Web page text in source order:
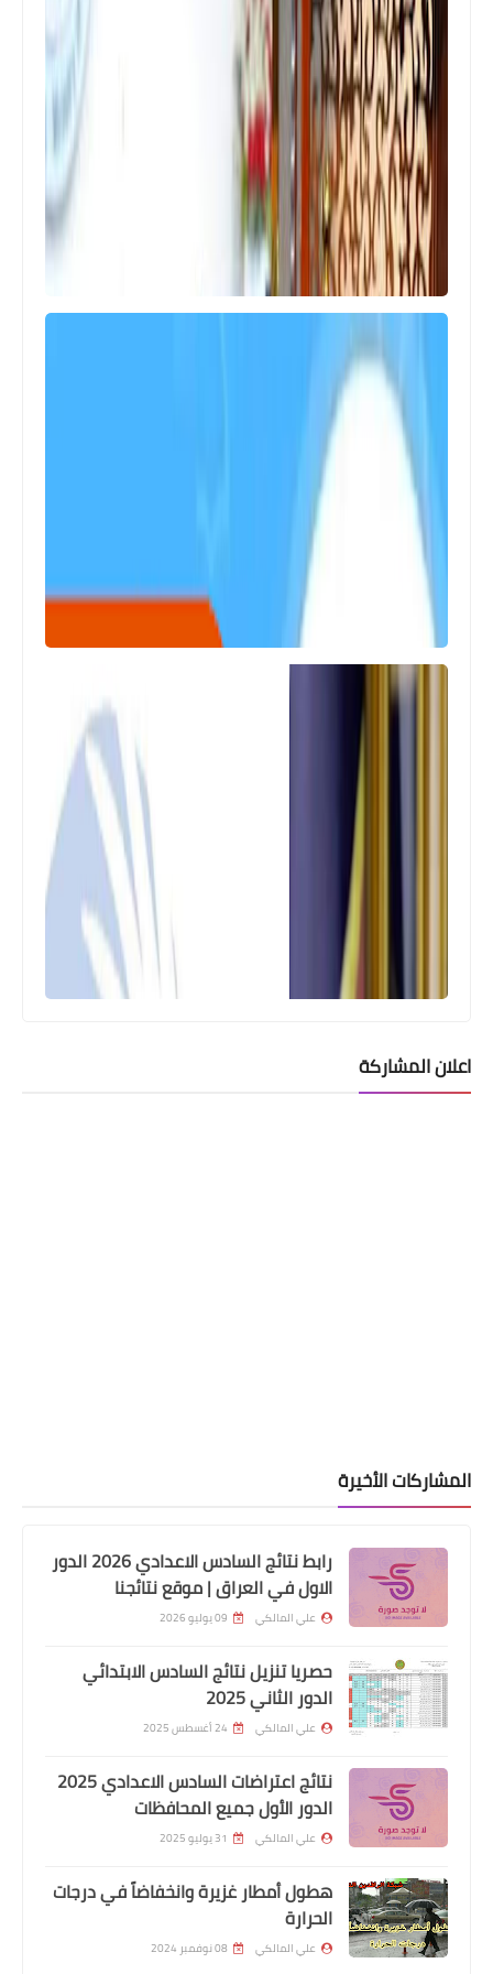
اسماء االرعاية الاجتماعية
اخبار العامة
على الدورات في تطبيق ريادة
اخبار المصارف
مصرف الرافدين يطلق التقديم الكترونيا
على السلف والقروض
اعلان المشاركة
المشاركات الأخيرة
رابط نتائج السادس الاعدادي 2026 الدور
الاول في العراق | موقع نتائجنا
علي المالكي 09 يوليو 2026
حصريا تنزيل نتائج السادس الابتدائي
الدور الثاني 2025
علي المالكي 24 أغسطس 2025
نتائج اعتراضات السادس الاعدادي 2025
الدور الأول جميع المحافظات
علي المالكي 31 يوليو 2025
هطول أمطار غزيرة وانخفاضاً في درجات
الحرارة
علي المالكي 08 نوفمبر 2024